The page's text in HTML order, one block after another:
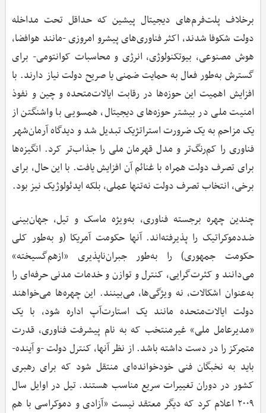
برخلاف پلت‌فرم‌های دیجیتال پیشین که حداقل تحت مداخله
دولت شکوفا شدند، اکثر فناوری‌های پیشرو امروزی -مانند هوافضا،
هوش مصنوعی، بیوتکنولوژی، انرژی و محاسبات کوانتومی- برای
گسترش به‌طور فعال به حمایت ضمنی یا صریح دولت نیاز دارند. با
افزایش اهمیت این حوزه‌ها در رقابت ایالات‌متحده و چین و نفوذ
امنیت ملی در بیشتر حوزه‌های دیجیتال، همسویی با واشنگتن از
یک مزاحم به یک ضرورت استراتژیک تبدیل شد و دیدگاه آرمان‌شهر
فناوری را کم‌رنگ‌تر و مدل قهرمان ملی را جذاب‌تر کرد. انگیزه‌ها
برای تصرف دولت همراه با غنائم آن افزایش یافت. با این‌ حال، برای
برخی، انتخاب تصرف دولت نه‌تنها عملی، بلکه ایدئولوژیک نیز بود.
چندین چهره برجسته فناوری، به‌ویژه ماسک و تیل، جهان‌بینی
ضددموکراتیک را پذیرفته‌اند. آنها حکومت آمریکا (و به‌طور کلی
حکومت جمهوری) را به‌طور جبران‌ناپذیری «ازهم‌گسیخته»
می‌دانند و کثرت‌گرایی، کنترل و توازن و خدمات مدنی حرفه‌ای را
به‌عنوان اشکالات، نه ویژگی‌ها، می‌بینند. این چهره‌ها می‌خواهند
دولت ایالات‌متحده مانند یک استارت‌آپ اداره شود، با یک
«مدیرعامل ملی» غیرمنتخب که به نام پیشرفت فناوری، قدرت
متمرکز را در دست داشته باشد. از نظر آنها، کنترل دولت -و آینده-
باید به نخبگان فنی خودخوانده‌ای منتقل شود که برای رهبری
کشور در دوران تغییرات سریع مناسب هستند. تیل در اوایل سال
۲۰۰۹ اعلام کرد که دیگر معتقد نیست «آزادی و دموکراسی با هم